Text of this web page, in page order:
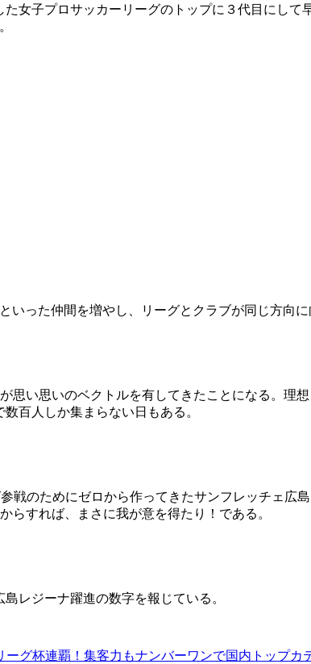
女子プロサッカーリーグのトップに３代目にし
いった仲間を増やし、リーグとクラブが同じ方向に
思い思いのベクトルを有してきたことになる。理
百人しか集まらない日もある。
戦のためにゼロから作ってきたサンフレッチェ広
らすれば、まさに我が意を得たり！である。
レジーナ躍進の数字を報じている。
グ杯連覇！集客力もナンバーワンで国内トップ